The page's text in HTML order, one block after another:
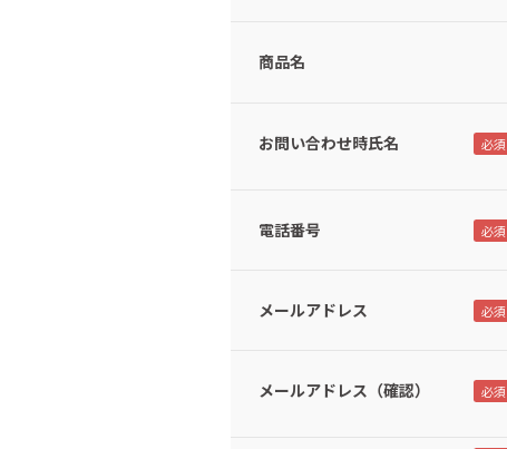
商品名
お問い合わせ時氏名
電話番号
メールアドレス
メールアドレス（確認）